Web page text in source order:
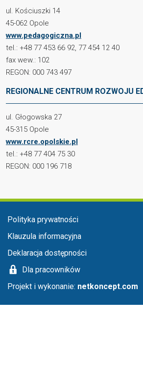
ul. Kościuszki 14
45-062 Opole
www.pedagogiczna.pl
tel.: +48 77 453 66 92, 77 454 12 40
fax wew.: 102
REGON: 000 743 497
REGIONALNE CENTRUM ROZWOJU
ul. Głogowska 27
45-315 Opole
www.rcre.opolskie.pl
tel.: +48 77 404 75 30
REGON: 000 196 718
Menu stopka
Polityka prywatności
Klauzula informacyjna
Deklaracja dostępności
Dla pracowników
Projekt i wykonanie: netkoncept.com